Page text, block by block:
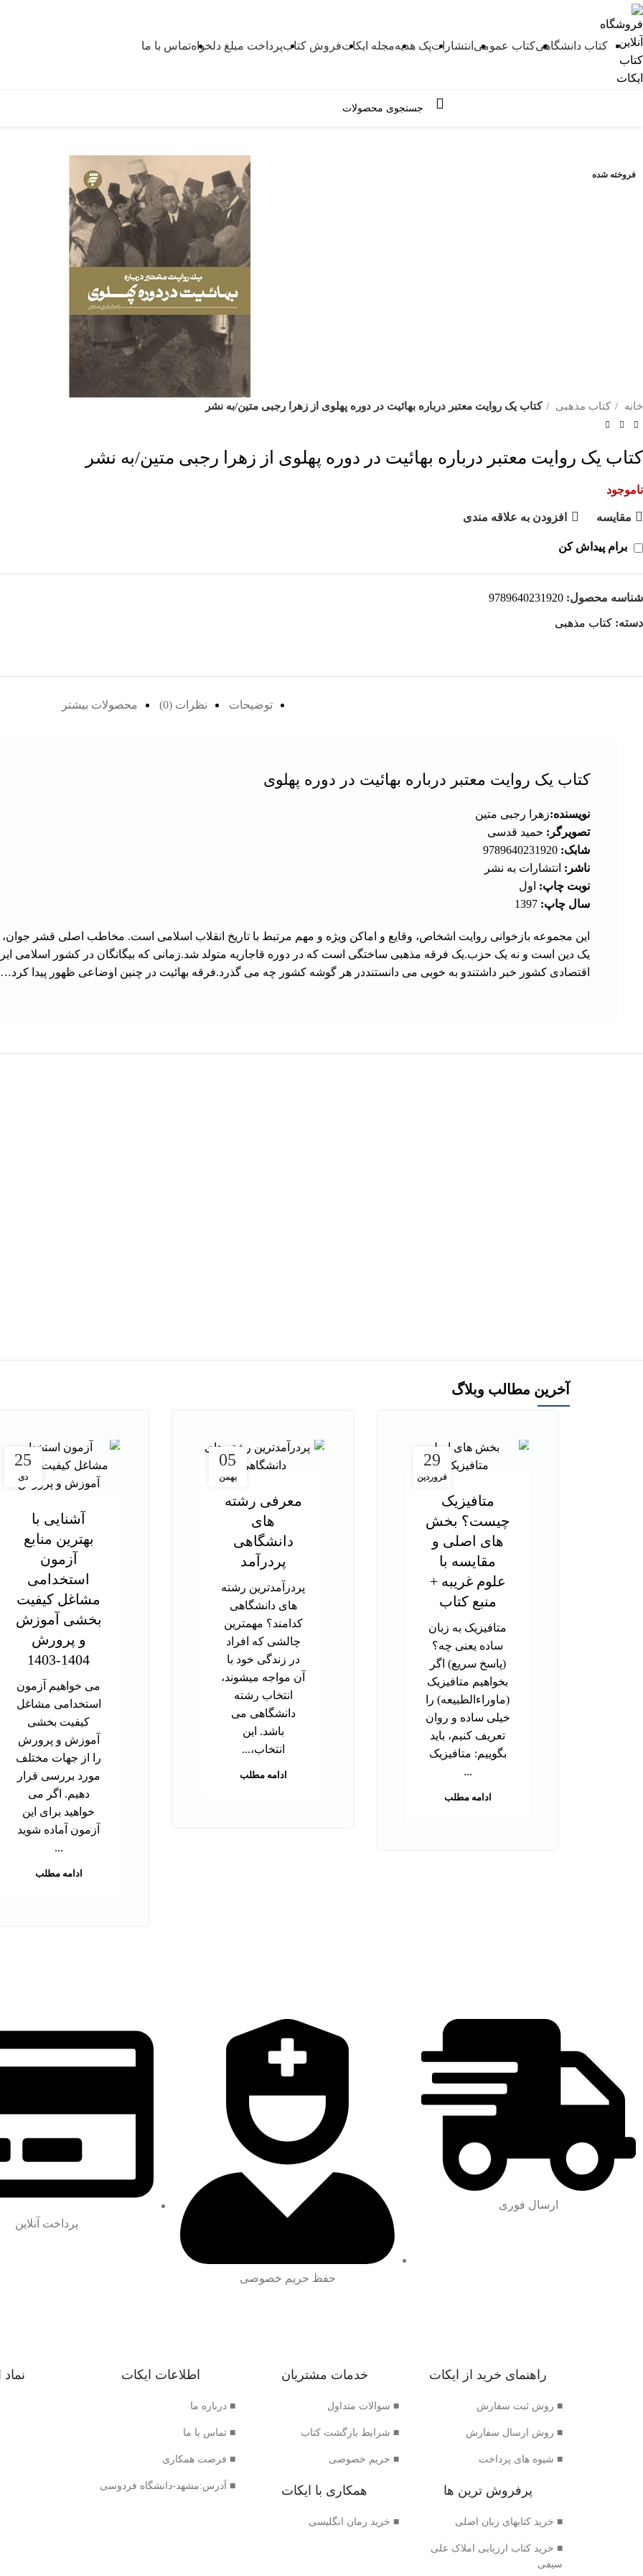
کتاب دانشگاهیکتاب عمومی انتشاراتپک هدیهمجله ایکاتفروش کتابپرداخت مبلغ دلخواهتماس با ما
فروخته شده
خانه کتاب مذهبی کتاب یک روایت معتبر درباره بهائیت در دوره پهلوی از زهرا رجبی متین/به نشر
کتاب یک روایت معتبر درباره بهائیت در دوره پهلوی از زهرا رجبی متین/به نشر
ناموجود
مقايسه افزودن به علاقه مندی
برام پیداش کن
شناسه محصول: 9789640231920
دسته: کتاب مذهبی
توضیحات نظرات (0) محصولات بیشتر
کتاب یک روایت معتبر درباره بهائیت در دوره پهلوی
نویسنده:زهرا رجبی متین
تصویرگر: حمید قدسی
شابک:
ناشر: انتشارات به نشر
نوبت چاپ: اول
سال چاپ:
این مجموعه بازخوانی روایت اشخاص، وقایع و اماکن ویژه و مهم مرتبط با تاریخ انقلاب اسلامی است. مخاطب اصلی قشر
یک دین است و نه یک حزب.یک فرقه مذهبی ساختگی است که در دوره قاجاریه متولد شد.زمانی که بیگانگان در کشور اسلامی
اقتصادی کشور خبر داشتندو به خوبی می دانستنددر هر گوشه کشور چه می گذرد.فرقه بهائیت در چنین اوضاعی ظهور پیدا کرد…
آخرین مطالب وبلاگ
29
فروردین
متافیزیک
چیست؟ بخش
های اصلی و
مقایسه با
علوم غریبه +
منبع کتاب
متافیزیک به زبان
ساده یعنی چه؟
(پاسخ سریع) اگر
بخواهیم متافیزیک
(ماوراءالطبیعه) را
خیلی ساده و روان
تعریف کنیم، باید
بگوییم: متافیزیک
...
ادامه مطلب
05
بهمن
معرفی رشته
های
دانشگاهی
پردرآمد
پردرآمدترین رشته
های دانشگاهی
کدامند؟ مهمترین
چالشی که افراد
در زندگی خود با
آن مواجه میشوند،
انتخاب رشته
دانشگاهی می
باشد. این
انتخاب،...
ادامه مطلب
25
دی
آشنایی با
بهترین منابع
آزمون
استخدامی
مشاغل کیفیت
بخشی آموزش
و پرورش
1404-1403
می خواهیم آزمون
استخدامی مشاغل
کیفیت بخشی
آموزش و پرورش
را از جهات مختلف
مورد بررسی قرار
دهیم. اگر می
خواهید برای این
آزمون آماده شوید
...
ادامه مطلب
ارسال فوری
حفظ حریم خصوصی
پرداخت آنلاین
راهنمای خرید از ایکات
■ روش ثبت سفارش
■ روش ارسال سفارش
■ شیوه های پرداخت
پرفروش ترین ها
■ خرید کتابهای زبان اصلی
■ خرید کتاب ارزیابی املاک علی
سیفی
خدمات مشتریان
■ سوالات متداول
■ شرایط بازگشت کتاب
■ حریم خصوصی
همکاری با ایکات
■ خرید رمان انگلیسی
اطلاعات ایکات
■ درباره ما
■ تماس با ما
■ فرصت همکاری
■ آدرس:مشهد-دانشگاه فردوسی
نماد